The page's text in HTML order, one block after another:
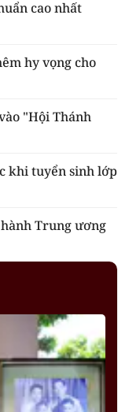
cao nhất
hy vọng cho
"Hội Thánh
khi tuyển sinh lớp
Trung ương